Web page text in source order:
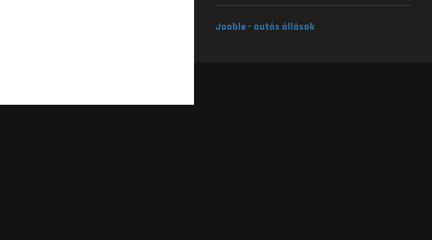
Jooble - autós állások